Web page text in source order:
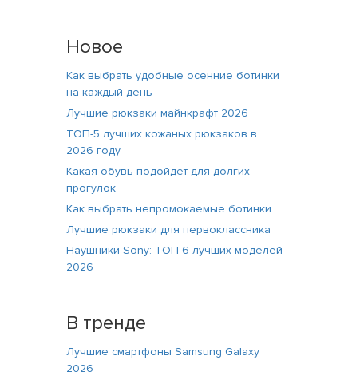
Новое
Как выбрать удобные осенние ботинки
на каждый день
Лучшие рюкзаки майнкрафт 2026
ТОП-5 лучших кожаных рюкзаков в
2026 году
Какая обувь подойдет для долгих
прогулок
Как выбрать непромокаемые ботинки
Лучшие рюкзаки для первоклассника
Наушники Sony: ТОП-6 лучших моделей
2026
В тренде
Лучшие смартфоны Samsung Galaxy
2026